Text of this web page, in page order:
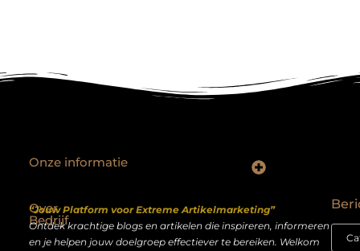
Over
Bedrijf
“Jouw Platform voor Extreme Artikelmarketing”
Ontdek krachtige blogs en artikelen die inspireren, informeren
en je helpen jouw doelgroep effectiever te bereiken. Welkom
Onze informatie